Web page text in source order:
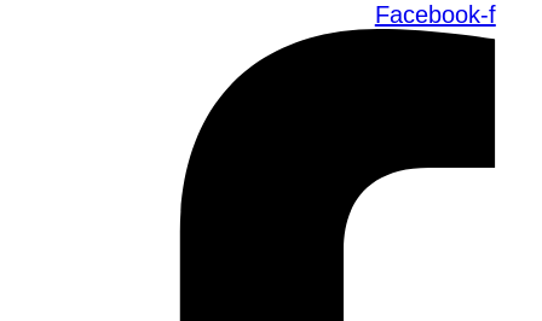
Facebook-f